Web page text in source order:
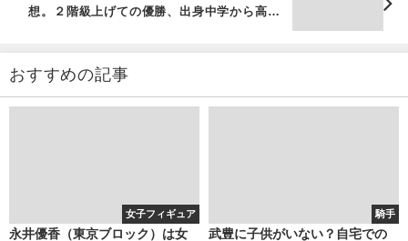
想。２階級上げての優勝、出身中学から高校大
学。これまでの身長と体重。
おすすめの記事
女子フィギュア
永井優香（東京ブロック）は女
騎手
武豊に子供がいない？自宅での